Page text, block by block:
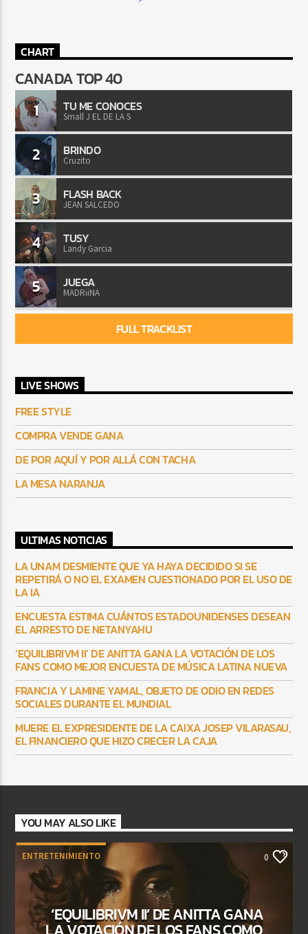
CHART
CANADA TOP 40
1 TU ME CONOCES
Small J EL DE LA S
2 BRINDO
Cruzito
3 FLASH BACK
JEAN SALCEDO
4 TUSY
Landy Garcia
5 JUEGA
MADRiiNA
FULL TRACKLIST
LIVE SHOWS
FREE STYLE
COMPRA VENDE GANA
DE POR AQUÍ Y POR ALLÁ CON TACHA
LA MESA NARANJA
ULTIMAS NOTICIAS
LA UNAM DESMIENTE QUE YA HAYA DECIDIDO SI SE
REPETIRÁ O NO EL EXAMEN CUESTIONADO POR EL USO DE
LA IA
ENCUESTA ESTIMA CUÁNTOS ESTADOUNIDENSES DESEAN
EL ARRESTO DE NETANYAHU
‘EQUILIBRIVM II’ DE ANITTA GANA LA VOTACIÓN DE LOS
FANS COMO MEJOR ENCUESTA DE MÚSICA LATINA NUEVA
FRANCIA Y LAMINE YAMAL, OBJETO DE ODIO EN REDES
SOCIALES DURANTE EL MUNDIAL
MUERE EL EXPRESIDENTE DE LA CAIXA JOSEP VILARASAU,
EL FINANCIERO QUE HIZO CRECER LA CAJA
YOU MAY ALSO LIKE
ENTRETENIMIENTO 0
‘EQUILIBRIVM II’ DE ANITTA GANA